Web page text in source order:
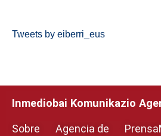
Tweets by eiberri_eus
Inmediobai Komunikazio
Sobre
Agencia de
Prensa